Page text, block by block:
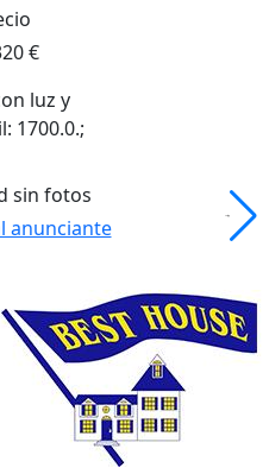
€
luz y
1700.0.;
sin fotos
anunciante